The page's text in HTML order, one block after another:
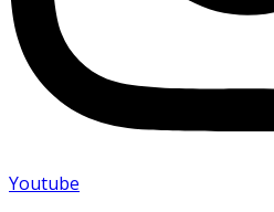
Youtube